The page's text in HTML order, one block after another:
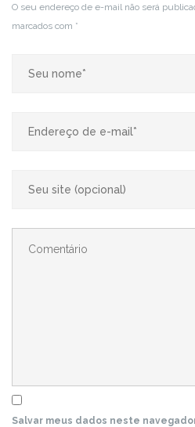
O seu endereço de e-mail não será
marcados com *
Salvar meus dados neste